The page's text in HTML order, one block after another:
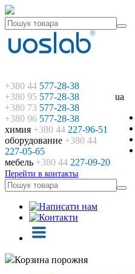
ua
+380 44 577-28-38
+380 95 577-28-38
+380 73 577-28-38
+380 96 577-28-38
химия +380 44 227-96-51
оборудование +380 44
227-05-65
мебель +380 44 227-09-20
Перейти в контакты
Корзина порожня